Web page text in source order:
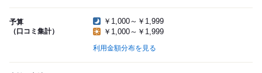
予算
（口コミ集計）
￥1,000～￥1,999
￥1,000～￥1,999
利用金額分布を見る